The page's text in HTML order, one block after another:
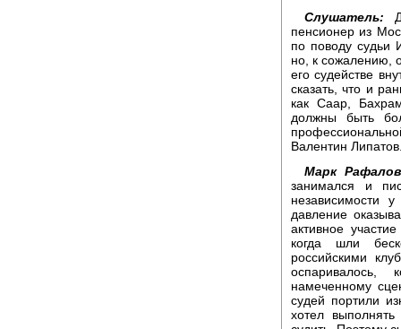
Слушатель:
пенсионер из
по поводу судьи
но, к сожалению,
его судействе
сказать, что и
как Саар,
должны быть
Валентин
Марк
занимался и
независимости
давление
активное
когда шли
российскими
оспаривалось,
намеченному
судей портили
хотел